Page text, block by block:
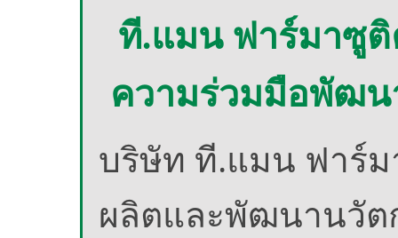
ที.แมน ฟาร์มาซูติ
ความร่วมมือพัฒน
บริษัท ที.แมน ฟาร์
ผลิตและพัฒนานวั